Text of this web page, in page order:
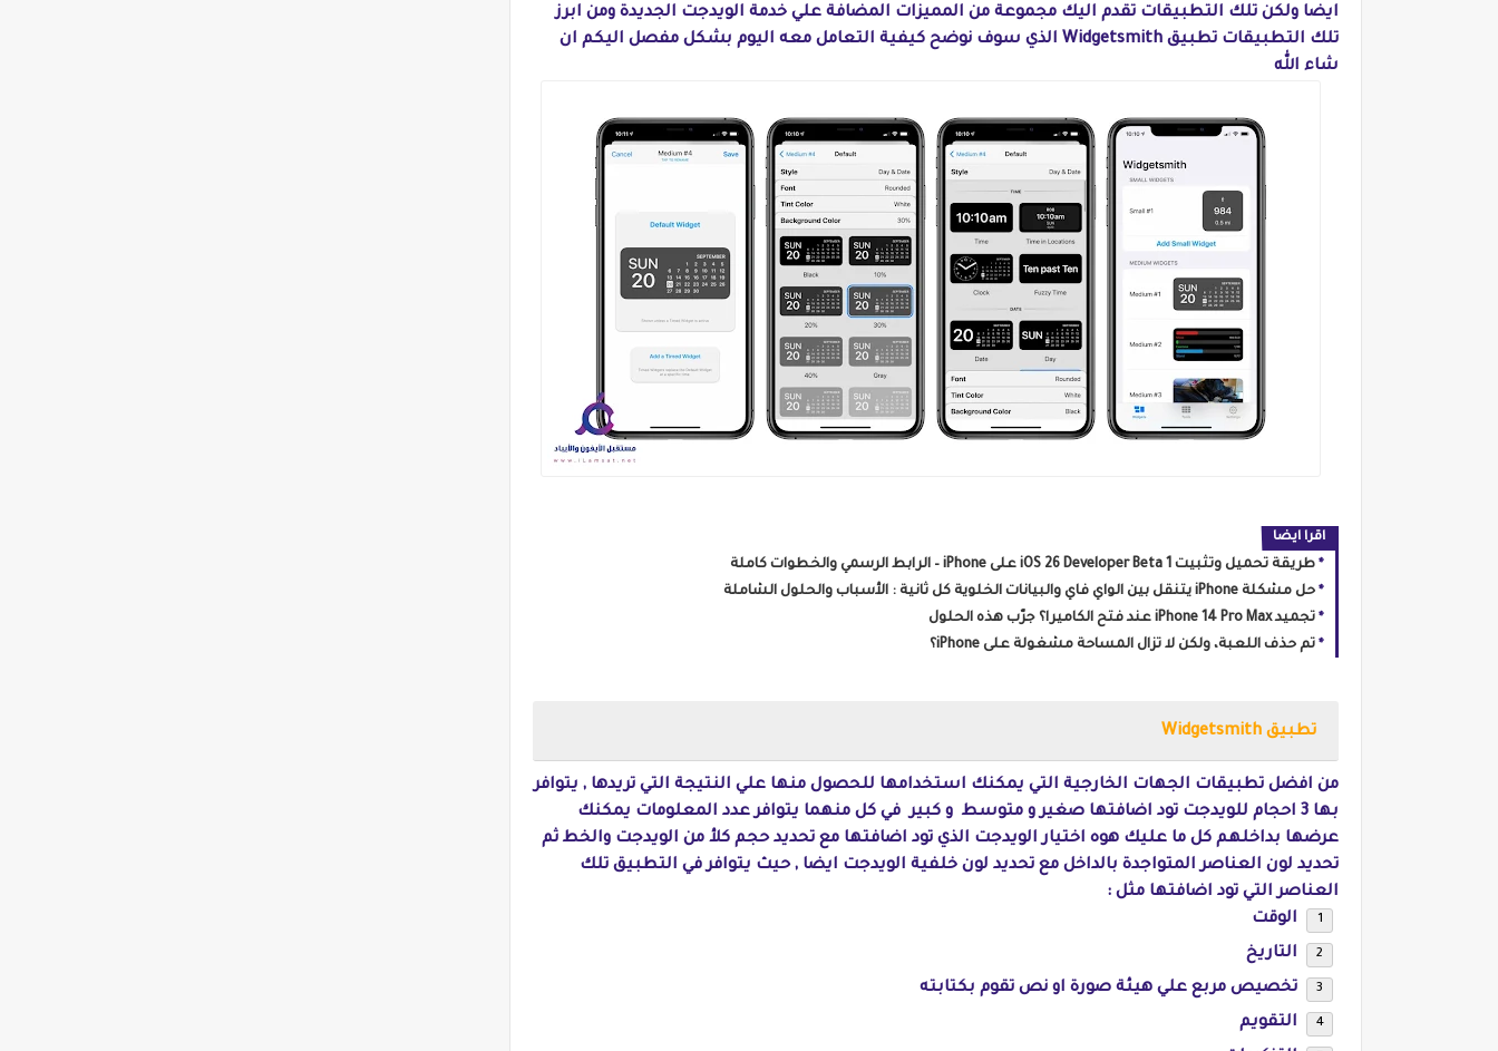
ايضا ولكن تلك التطبيقات تقدم اليك مجموعة من المميزات المضافة علي خدمة الويدجت الجديدة ومن ابرز
تلك التطبيقات تطبيق Widgetsmith الذي سوف نوضح كيفية التعامل معه اليوم بشكل مفصل اليكم ان
شاء الله
اقرا ايضا
طريقة تحميل وتثبيت iOS 26 Developer Beta 1 على iPhone – الرابط الرسمي والخطوات كاملة
حل مشكلة iPhone يتنقل بين الواي فاي والبيانات الخلوية كل ثانية : الأسباب والحلول الشاملة
تجميد iPhone 14 Pro Max عند فتح الكاميرا؟ جرّب هذه الحلول
تم حذف اللعبة، ولكن لا تزال المساحة مشغولة على iPhone؟
تطبيق Widgetsmith
من افضل تطبيقات الجهات الخارجية التي يمكنك استخدامها للحصول منها علي النتيجة التي تريدها , يتوافر
بها 3 احجام للويدجت تود اضافتها صغير و متوسط و كبير في كل منهما يتوافر عدد المعلومات يمكنك
عرضها بداخلهم كل ما عليك هوه اختيار الويدجت الذي تود اضافتها مع تحديد حجم كلأ من الويدجت والخط ثم
تحديد لون العناصر المتواجدة بالداخل مع تحديد لون خلفية الويدجت ايضا , حيث يتوافر في التطبيق تلك
العناصر التي تود اضافتها مثل :
الوقت
التاريخ
تخصيص مربع علي هيئة صورة او نص تقوم بكتابته
التقويم